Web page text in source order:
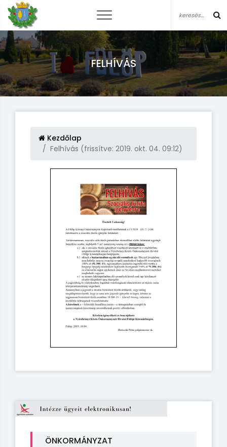
FELHÍVÁS
ÖNKORMÁNYZAT
Kezdőlap
Felhívás (frissítve: 2019. okt. 04. 09:12)